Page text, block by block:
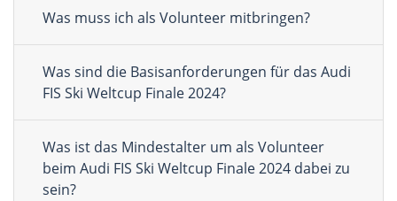
Was muss ich als Volunteer mitbringen?
Was sind die Basisanforderungen für das Audi
FIS Ski Weltcup Finale 2024?
Was ist das Mindestalter um als Volunteer
beim Audi FIS Ski Weltcup Finale 2024 dabei zu
sein?